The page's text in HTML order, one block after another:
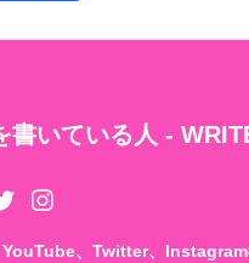
書いている人 -
YouTube、Twitter、Instagram